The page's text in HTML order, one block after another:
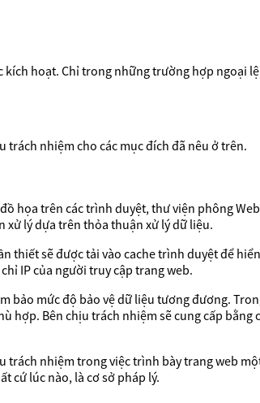
hoạt. Chỉ trong những trường hợp ngoại
trách nhiệm cho các mục đích đã nêu ở trên.
họa trên các trình duyệt, thư viện phông
xử lý dựa trên thỏa thuận xử lý dữ liệu.
thiết sẽ được tải vào cache trình duyệt để
IP của người truy cập trang web.
bảo mức độ bảo vệ dữ liệu tương đương.
hợp. Bên chịu trách nhiệm sẽ cung cấp
trách nhiệm trong việc trình bày trang web
cứ lúc nào, là cơ sở pháp lý.